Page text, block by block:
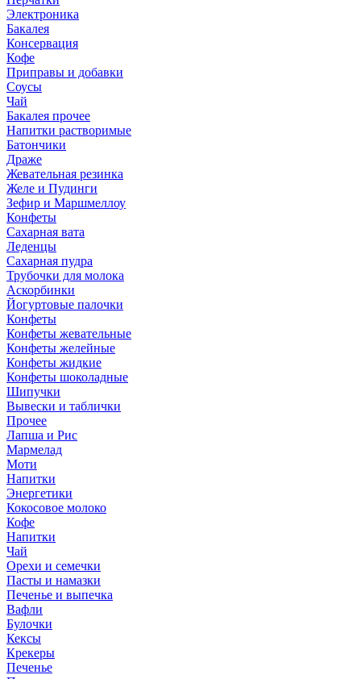
Электроника
Бакалея
Консервация
Кофе
Приправы и добавки
Соусы
Чай
Бакалея прочее
Напитки растворимые
Батончики
Драже
Жевательная резинка
Желе и Пудинги
Зефир и Маршмеллоу
Конфеты
Сахарная вата
Леденцы
Сахарная пудра
Трубочки для молока
Аскорбинки
Йогуртовые палочки
Конфеты
Конфеты жевательные
Конфеты желейные
Конфеты жидкие
Конфеты шоколадные
Шипучки
Вывески и таблички
Прочее
Лапша и Рис
Мармелад
Моти
Напитки
Энергетики
Кокосовое молоко
Кофе
Напитки
Чай
Орехи и семечки
Пасты и намазки
Печенье и выпечка
Вафли
Булочки
Кексы
Крекеры
Печенье